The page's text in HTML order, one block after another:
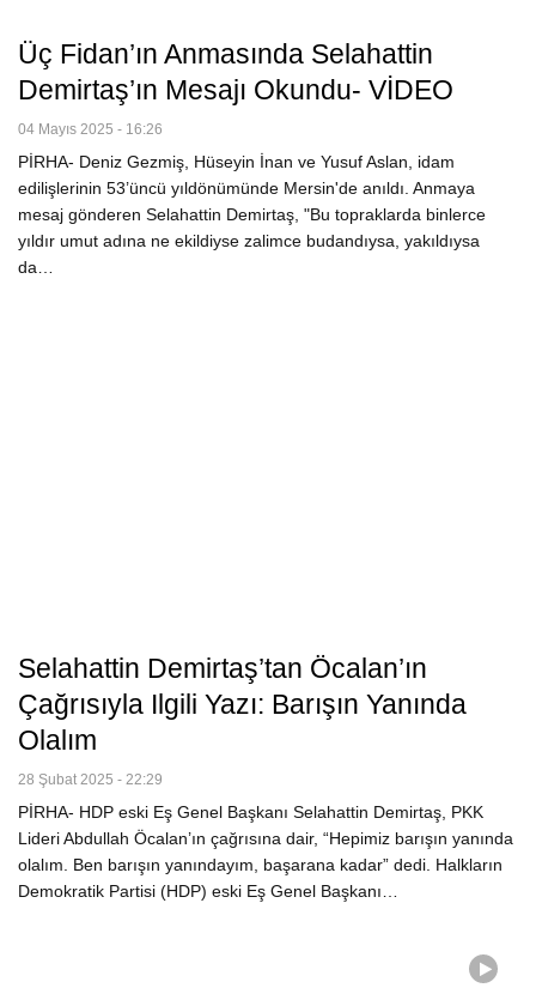
Üç Fidan’ın Anmasında Selahattin
Demirtaş’ın Mesajı Okundu- VİDEO
04 Mayıs 2025 - 16:26
PİRHA- Deniz Gezmiş, Hüseyin İnan ve Yusuf Aslan, idam
edilişlerinin 53’üncü yıldönümünde Mersin'de anıldı. Anmaya
mesaj gönderen Selahattin Demirtaş, "Bu topraklarda binlerce
yıldır umut adına ne ekildiyse zalimce budandıysa, yakıldıysa
da…
Selahattin Demirtaş’tan Öcalan’ın
Çağrısıyla Ilgili Yazı: Barışın Yanında
Olalım
28 Şubat 2025 - 22:29
PİRHA- HDP eski Eş Genel Başkanı Selahattin Demirtaş, PKK
Lideri Abdullah Öcalan’ın çağrısına dair, “Hepimiz barışın yanında
olalım. Ben barışın yanındayım, başarana kadar” dedi. Halkların
Demokratik Partisi (HDP) eski Eş Genel Başkanı…